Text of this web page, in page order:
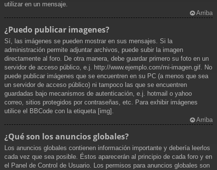
utilizar en un mensaje.
Arriba
¿Puedo publicar imagenes?
Sí, las imágenes se pueden mostrar en sus mensajes. Si la
administración permite adjuntar archivos, puede subir la imagen
directamente al foro. De otra manera, debe guardar primero su foto en un
servidor de acceso público, e.j. http://www.ejemplo.com/mi-imagen.gif. No
puede publicar imágenes que se encuentren en su PC (a menos que sea
un servidor de acceso público) ni tampoco las que se encuentren
guardadas bajo mecanismos de autenticación, e.j. hotmail o yahoo
correo, sitios protegidos por contraseñas, etc. Para exhibir imágenes
utilice el BBCode con la etiqueta [img].
Arriba
¿Qué son los anuncios globales?
Los anuncios globales contienen información importante y debería leerlos
cada vez que sea posible. Éstos aparecerán al principio de cada foro y en
el Panel de Control de Usuario. Los permisos para anuncios globales son